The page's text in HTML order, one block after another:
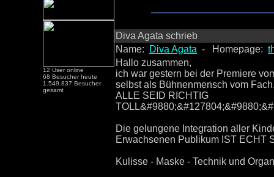
12 User online
68 Besucher heute
1.549.837 Besucher
gesamt
Diva Agata schrieb
Name:
Diva Agata - Homepage:
Hallo zusammen,
ich war gestern bei der Premiere
selbst als Bühnenmensch vom
ALLE SEID RICHTIG
Die gelungene Integration aller
Erwachsenen Publikum IST ECHT
Kulisse - Maske - Technik und